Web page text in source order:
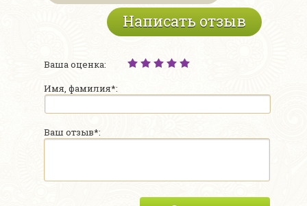
Написать отзыв
Ваша оценка:
Имя, фамилия*:
Ваш отзыв*: